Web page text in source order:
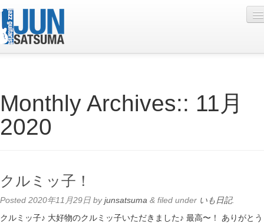
Live Schedule
Discography
Contact
YouTube
Monthly Archives:: 11月
2020
クルミッ子！
Posted 2020年11月29日 byjunsatsuma & filed under いも日記.
クルミッ子♪ 大好物のクルミッ子いただきました♪ 最高〜！ ありがとう